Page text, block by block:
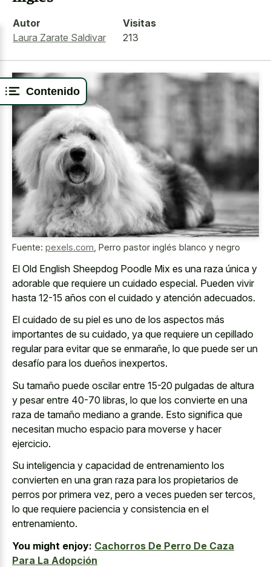
Contenido
Autor
Laura Zarate Saldivar
Visitas
213
Fuente: pexels.com Perro pastor inglés blanco y negro
El Old English Sheepdog Poodle Mix es una raza única y
adorable que requiere un cuidado especial. Pueden vivir
hasta 12-15 años con el cuidado y atención adecuados.
El cuidado de su piel es uno de los aspectos más
importantes de su cuidado, ya que requiere un cepillado
regular para evitar que se enmarañe, lo que puede ser un
desafío para los dueños inexpertos.
Su tamaño puede oscilar entre 15-20 pulgadas de altura
y pesar entre 40-70 libras, lo que los convierte en una
raza de tamaño mediano a grande. Esto significa que
necesitan mucho espacio para moverse y hacer
ejercicio.
Su inteligencia y capacidad de entrenamiento los
convierten en una gran raza para los propietarios de
perros por primera vez, pero a veces pueden ser tercos,
lo que requiere paciencia y consistencia en el
entrenamiento.
You might enjoy: Cachorros De Perro De Caza
Para La Adopción